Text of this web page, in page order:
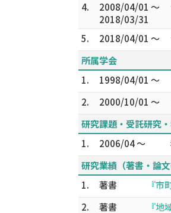
4.
2008/04/01 ～
2018/03/31
5. 2018/04/01 ～
所属学会
1.
1998/04/01 ～
2.
2000/10/01 ～
研究課題・受託研究
1.
2006/04 ～
研究業績（著書・論文
1.
著書
『
2.
著書
『